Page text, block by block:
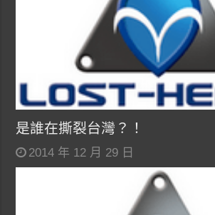
是誰在撕裂台灣？！
2014 年 12 月 29 日